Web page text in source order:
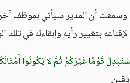
وسمعت أن المدير سيأتي بموظف
بتغيير رأيه وإبقاءك في تلك
قَوْمًا غَيْرَكُمْ ثُمَّ لا يَكُونُوا